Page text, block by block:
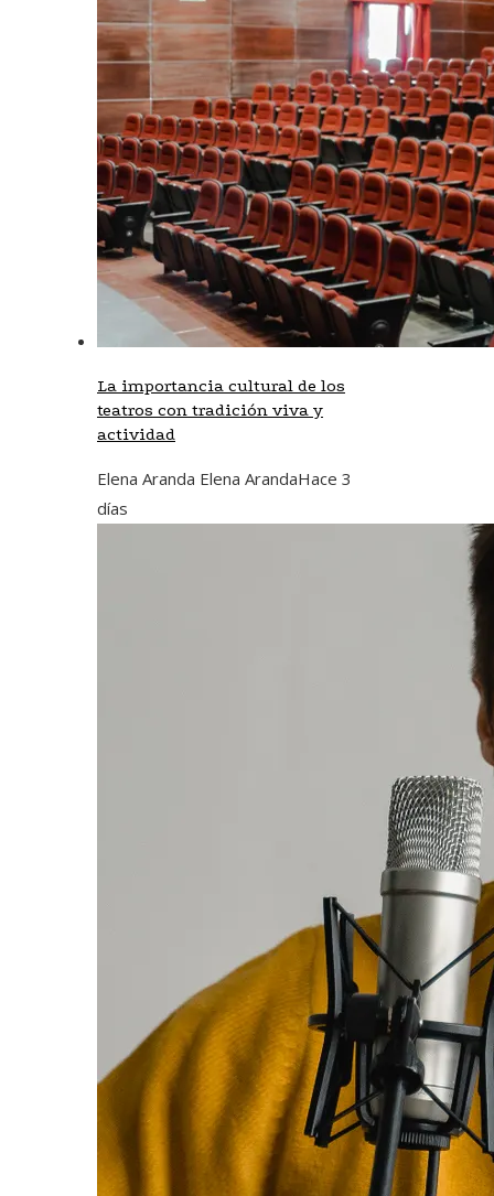
La importancia cultural de los
teatros con tradición viva y
actividad
Elena Aranda Elena ArandaHace 3
días